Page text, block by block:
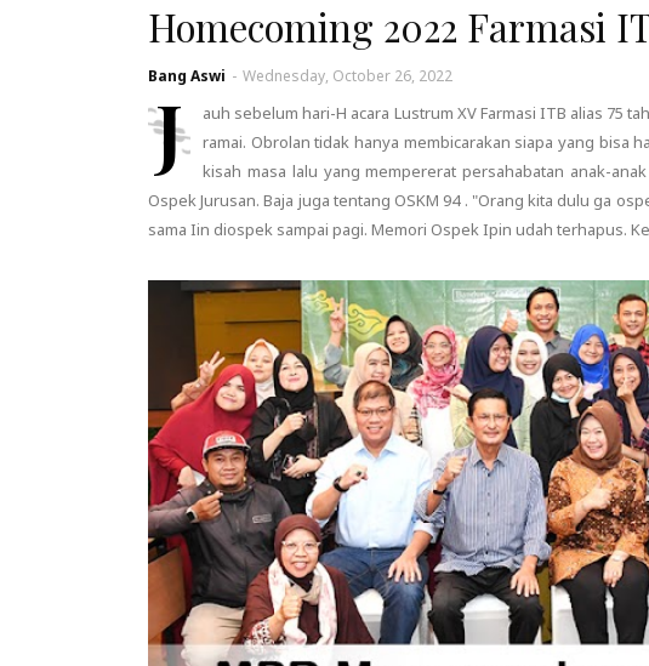
Homecoming 2022 Farmasi
Bang Aswi - Wednesday, October 26, 2022
J
auh sebelum hari-H acara Lustrum XV Farmasi ITB alias 75
ramai. Obrolan tidak hanya membicarakan siapa yang bisa
kisah masa lalu yang mempererat persahabatan anak-
Ospek Jurusan. Baja juga tentang OSKM 94 . "Orang kita dulu ga
sama Iin diospek sampai pagi. Memori Ospek Ipin udah terhapus.